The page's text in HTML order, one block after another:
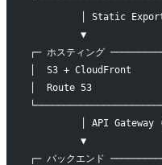
│ Static
         ▼
┌─ ホスティング
│  S3 +
│  Route 53
│ API Gateway
         ▼
┌─ バックエンド